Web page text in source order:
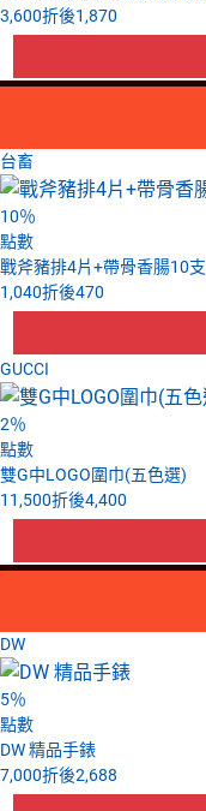
3,600折後1,870
台畜
10％
點數
戰斧豬排4片+帶骨香腸10支
1,040折後470
GUCCI
2％
點數
雙G中LOGO圍巾(五色選)
11,500折後4,400
DW
5％
點數
DW 精品手錶
7,000折後2,688